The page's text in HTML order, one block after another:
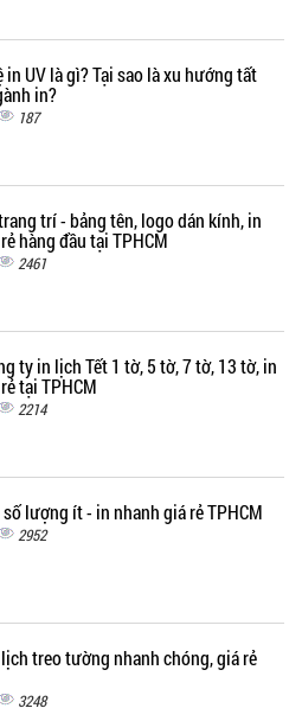
in UV là gì? Tại sao là xu hướng tất
in?
187
trí - bảng tên, logo dán kính, in
hàng đầu tại TPHCM
2461
ty in lịch Tết 1 tờ, 5 tờ, 7 tờ, 13 tờ, in
tại TPHCM
2214
lượng ít - in nhanh giá rẻ TPHCM
2952
treo tường nhanh chóng, giá rẻ
3248